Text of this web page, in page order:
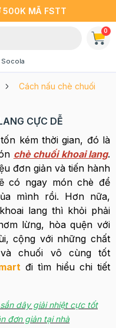
500K MÃ FSTT
Socola
0
Cách nấu chè chuối
CỰC DỄ
kém thời gian, đó là
chè chuối khoai lang.
đơn giản và tiến hành
có ngay món chè để
mình rồi. Hơn nữa,
lang thì khỏi phải
lừng, hòa quện với
cộng với những chất
chuối vô cùng tốt
đi tìm hiểu chi tiết
dây giải nhiệt cực tốt
đơn giản tại nhà